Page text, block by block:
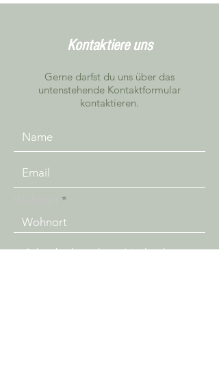
Kontaktiere uns
Gerne darfst du uns über das
untenstehende Kontaktformular
kontaktieren.